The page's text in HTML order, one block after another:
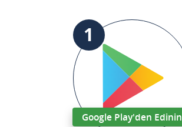
1
Google Play'den Edinin